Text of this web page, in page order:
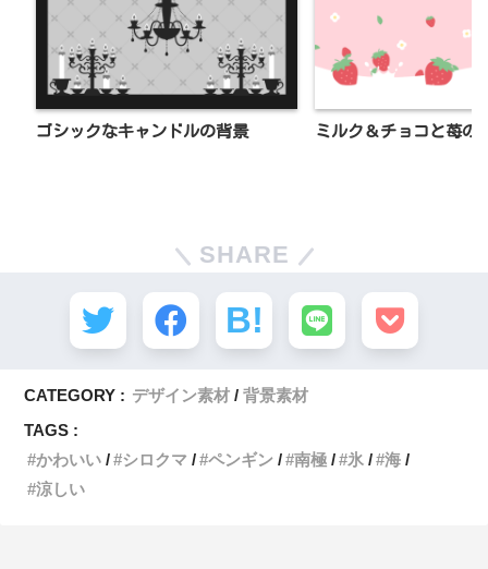
ゴシックなキャンドルの背景 ミルク＆チョコと苺の
SHARE
CATEGORY : デザイン素材
背景素材
TAGS :
かわいい
シロクマ ペンギン 南極 氷
海
涼しい